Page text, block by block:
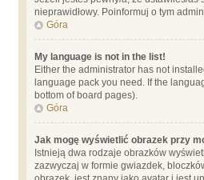
nieprawidłowy. Poinformuj o tym
Góra
My language is not in the list!
Either the administrator has not
language pack you need. If the
bottom of board pages).
Góra
Jak mogę wyświetlić obrazek przy
Istnieją dwa rodzaje obrazków
zazwyczaj w formie gwiazdek,